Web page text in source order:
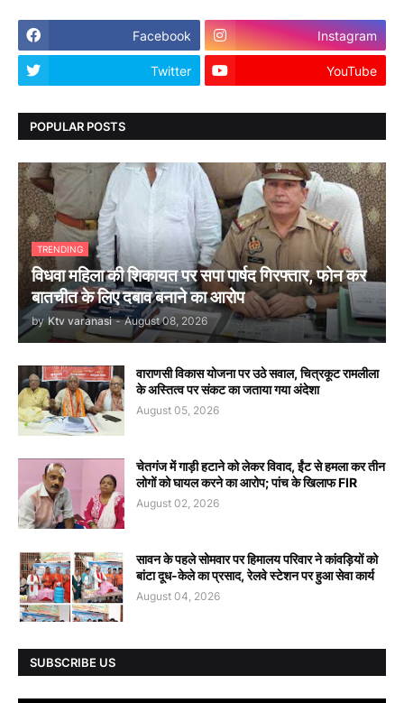
Facebook Instagram
Twitter YouTube
POPULAR POSTS
TRENDING
विधवा महिला की शिकायत पर सपा पार्षद गिरफ्तार, फोन कर
बातचीत के लिए दबाव बनाने का आरोप
by Ktv varanasi - August 08, 2026
वाराणसी विकास योजना पर उठे सवाल, चित्रकूट रामलीला
के अस्तित्व पर संकट का जताया गया अंदेशा
August 05, 2026
चेतगंज में गाड़ी हटाने को लेकर विवाद, ईंट से हमला कर तीन
लोगों को घायल करने का आरोप; पांच के खिलाफ FIR
August 02, 2026
सावन के पहले सोमवार पर हिमालय परिवार ने कांवड़ियों को
बांटा दूध-केले का प्रसाद, रेलवे स्टेशन पर हुआ सेवा कार्य
August 04, 2026
SUBSCRIBE US